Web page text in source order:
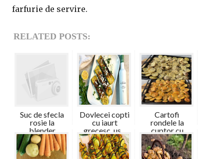
farfurie de servire.
RELATED POSTS:
Suc de sfecla
rosie la
blender
Dovlecei copti
cu iaurt
grecesc, us...
Cartofi
rondele la
cuptor cu
branza